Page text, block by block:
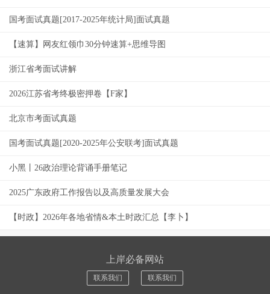
国考面试真题[2017-2025年统计局]面试真题
【速算】网友红领巾30分钟速算+思维导图
浙江省考面试讲解
2026江苏省考终极密押卷【F家】
北京市考面试真题
国考面试真题[2020-2025年公安联考]面试真题
小黑丨26政治理论背诵手册笔记
2025广东政府工作报告以及高质量发展大会
【时政】2026年各地省情&本土时政汇总【李卜】
上岸必备网站
联系我们 联系我们